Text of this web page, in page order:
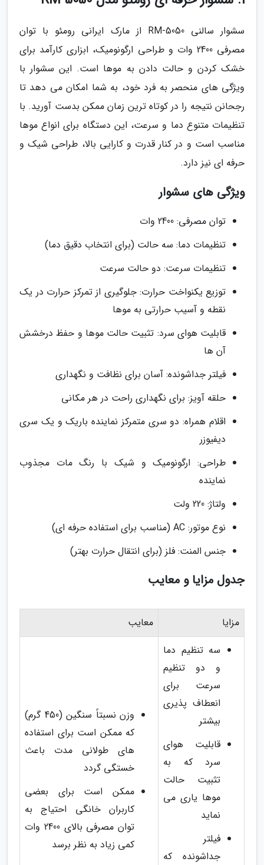
سشوار سالنی RM-5050 از مارک ایرانی رومئو با توان
مصرفی 2400 وات و طراحی ارگونومیک، ابزاری کارآمد برای
خشک کردن و حالت دادن به موها است. این سشوار با
ویژگی های منحصر به فرد خود، به شما امکان می دهد تا
رجحانن نتیجه را در کوتاه ترین زمان ممکن بدست آورید. با
تنظیمات متنوع دما و سرعت، این دستگاه برای انواع موها
مناسب است و در کنار قدرت و کارایی بالا، طراحی شیک و
حرفه ای نیز دارد.
ویژگی های سشوار
توان مصرفی: 2400 وات
تنظیمات دما: سه حالت (برای انتخاب دقیق دما)
تنظیمات سرعت: دو حالت سرعت
توزیع یکنواخت حرارت: جلوگیری از تمرکز حرارت در یک
نقطه و آسیب حرارتی به موها
قابلیت هوای سرد: تثبیت حالت موها و حفظ درخشش
آن ها
فیلتر جداشونده: آسان برای نظافت و نگهداری
حلقه آویز: برای نگهداری راحت در هر مکانی
اقلام همراه: دو سری متمرکز نماینده باریک و یک سری
دیفیوزر
طراحی: ارگونومیک و شیک با رنگ مات مجذوب
نماینده
ولتاژ: 220 ولت
نوع موتور: AC (مناسب برای استفاده حرفه ای)
جنس المنت: فلز (برای انتقال حرارت بهتر)
جدول مزایا و معایب
مزایا
معایب
سه تنظیم دما
و دو تنظیم
سرعت برای
انعطاف پذیری
بیشتر
قابلیت هوای
سرد که به
تثبیت حالت
موها یاری می
نماید
فیلتر
جداشونده که
وزن نسبتاً سنگین (450 گرم)
که ممکن است برای استفاده
های طولانی مدت باعث
خستگی گردد
ممکن است برای بعضی
کاربران خانگی احتیاج به
توان مصرفی بالای 2400 وات
کمی زیاد به نظر برسد